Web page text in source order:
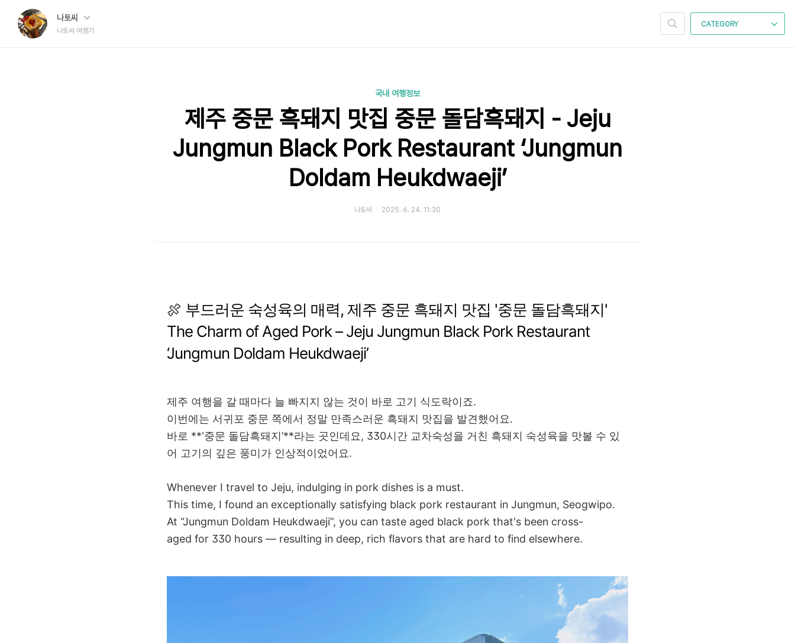
나토씨
나토씨 여행기
CATEGORY
국내 여행정보
제주 중문 흑돼지 맛집 중문 돌담흑돼지 - Jeju
Jungmun Black Pork Restaurant ‘Jungmun
Doldam Heukdwaeji’
나토씨 2025. 6. 24. 11:30
🍖 부드러운 숙성육의 매력, 제주 중문 흑돼지 맛집 '중문 돌담흑돼지'
The Charm of Aged Pork – Jeju Jungmun Black Pork Restaurant
‘Jungmun Doldam Heukdwaeji’
제주 여행을 갈 때마다 늘 빠지지 않는 것이 바로 고기 식도락이죠.
이번에는 서귀포 중문 쪽에서 정말 만족스러운 흑돼지 맛집을 발견했어요.
바로 **‘중문 돌담흑돼지’**라는 곳인데요, 330시간 교차숙성을 거친 흑돼지 숙성육을 맛볼 수 있
어 고기의 깊은 풍미가 인상적이었어요.
Whenever I travel to Jeju, indulging in pork dishes is a must.
This time, I found an exceptionally satisfying black pork restaurant in Jungmun, Seogwipo.
At “Jungmun Doldam Heukdwaeji”, you can taste aged black pork that's been cross-
aged for 330 hours — resulting in deep, rich flavors that are hard to find elsewhere.